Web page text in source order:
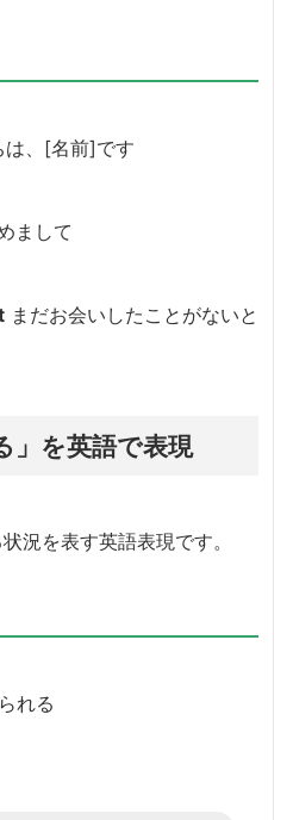
は、[名前]です
まして
まだお会いしたことがないと
」を英語で表現
況を表す英語表現です。
れる